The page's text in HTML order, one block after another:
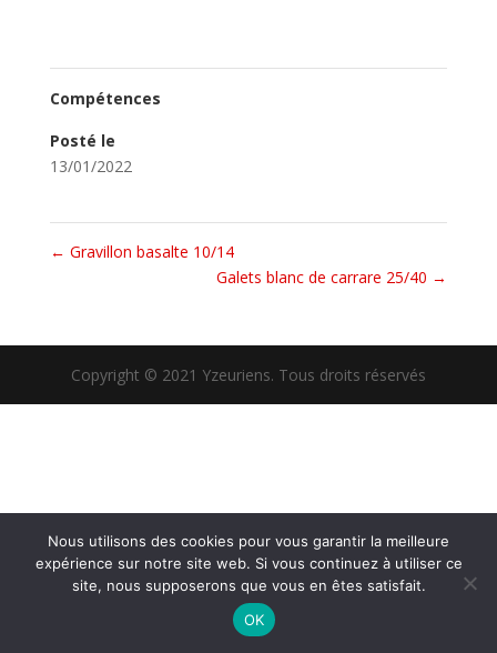
Compétences
Posté le
13/01/2022
← Gravillon basalte 10/14
Galets blanc de carrare 25/40 →
Copyright © 2021 Yzeuriens. Tous droits réservés
Nous utilisons des cookies pour vous garantir la meilleure
expérience sur notre site web. Si vous continuez à utiliser ce
site, nous supposerons que vous en êtes satisfait.
OK